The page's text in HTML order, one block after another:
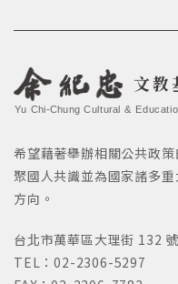
文教
Yu Chi-Chung Cultural &
希望藉著舉辦相關公共政
聚國人共識並為國家諸多
方向。
台北市萬華區大理街 132
TEL：02-2306-5297